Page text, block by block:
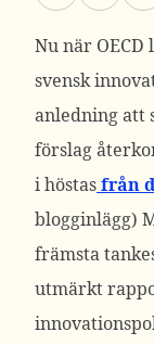
Nu när
svensk
anledning att
förslag
i höstasfrån
blogginlägg)
främsta
utmärkt